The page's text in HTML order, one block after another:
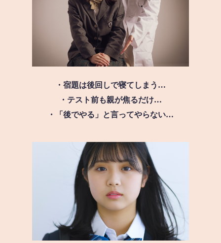
・宿題は後回しで寝てしまう…
・テスト前も親が焦るだけ…
・「後でやる」と言ってやらない…